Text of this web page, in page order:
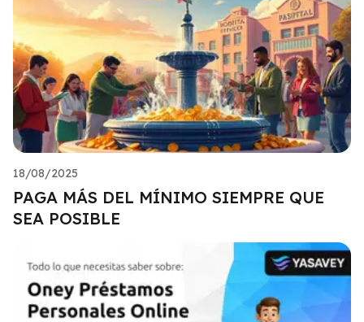
18/08/2025
PAGA MÁS DEL MÍNIMO SIEMPRE QUE
SEA POSIBLE